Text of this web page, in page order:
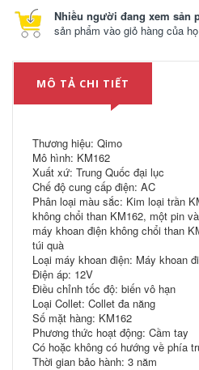
Nhiều người đang xem sản
sản phẩm vào giỏ hàng của
MÔ TẢ CHI TIẾT
Thương hiệu: Qimo
Mô hình: KM162
Xuất xứ: Trung Quốc đại lục
Chế độ cung cấp điện: AC
Phân loại màu sắc: Kim loại trần
không chổi than KM162, một pin
máy khoan điện không chổi than
túi quà
Loại máy khoan điện: Máy khoan
Điện áp: 12V
Điều chỉnh tốc độ: biến vô hạn
Loại Collet: Collet đa năng
Số mặt hàng: KM162
Phương thức hoạt động: Cầm tay
Có hoặc không có hướng về phía
Thời gian bảo hành: 3 năm